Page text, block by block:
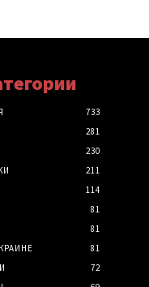
733
281
230
211
114
81
81
81
72